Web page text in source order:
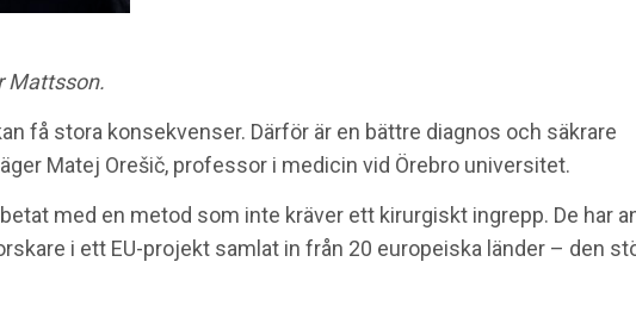
Mattsson.
få stora konsekvenser. Därför är en bättre diagnos och säkrare
Matej Orešič, professor i medicin vid Örebro universitet.
med en metod som inte kräver ett kirurgiskt ingrepp. De har
i ett EU-projekt samlat in från 20 europeiska länder – den